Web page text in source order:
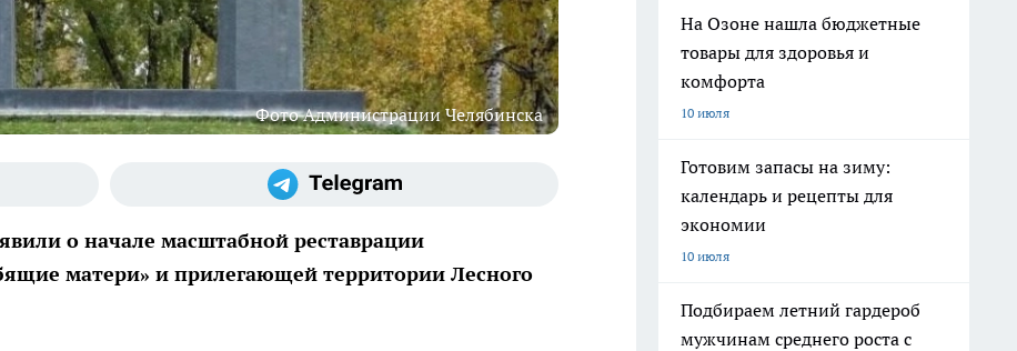
Фото Администрации Челябинска
о начале масштабной реставрации
матери» и прилегающей территории Лесного
На Озоне нашла бюджетные
товары для здоровья и
комфорта
10 июля
Готовим запасы на зиму:
календарь и рецепты для
экономии
10 июля
Подбираем летний гардероб
мужчинам среднего роста с